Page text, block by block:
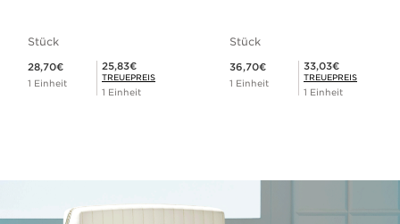
Stück
28,70€
1 Einheit
Mitgliederpreis 25,83€
25,83€
TREUEPREIS
1 Einheit
Stück
36,70€
1 Einheit
Mitgliederpreis 33,03€
33,03€
TREUEPREIS
1 Einheit